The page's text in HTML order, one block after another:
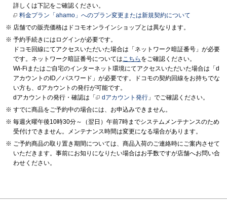
詳しくは下記をご確認ください。
料金プラン「ahamo」へのプラン変更または新規契約について
店舗での販売価格はドコモオンラインショップとは異なります。
予約手続きにはログインが必要です。
ドコモ回線にてアクセスいただいた場合は「ネットワーク暗証番号」が必要
です。ネットワーク暗証番号については こちら をご確認ください。
Wi-Fiまたはご自宅のインターネット環境にてアクセスいただいた場合は「d
アカウントのID／パスワード」が必要です。ドコモの契約回線をお持ちでな
い方も、dアカウントの発行が可能です。
dアカウントの発行・確認は「
dアカウント発行 」でご確認ください。
すでに商品をご予約中の場合には、お申込みできません。
毎週火曜午後10時30分～（翌日）午前7時までシステムメンテナンスのため
受付けできません。メンテナンス時間は変更になる場合があります。
ご予約商品の取り置き期間については、商品入荷のご連絡時にご案内させて
いただきます。事前にお知りになりたい場合はお手数ですが店舗へお問い合
わせください。